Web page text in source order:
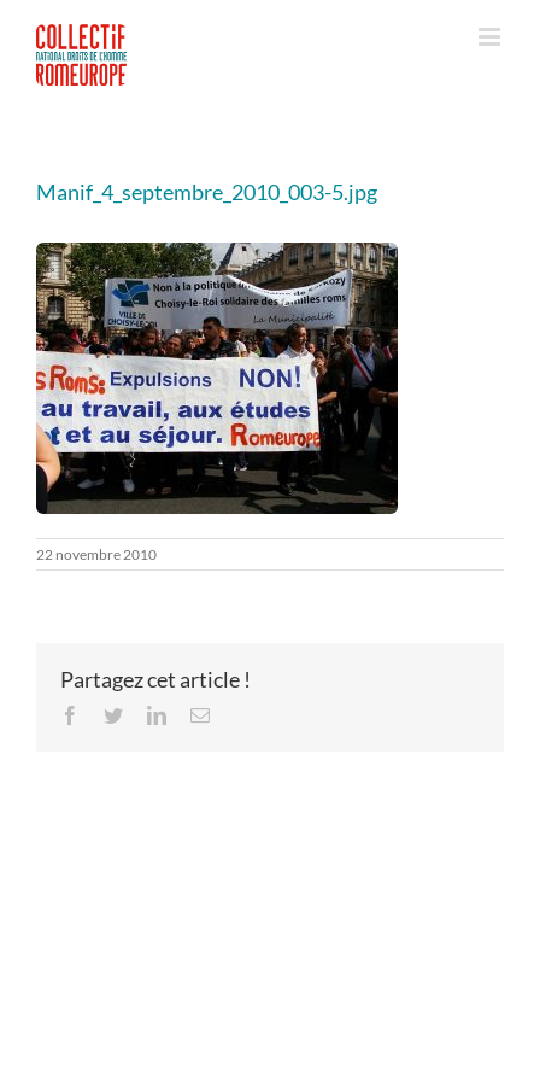
contenu
Manif_4_septembre_2010_003-5.jpg
22 novembre 2010
Partagez cet article !
Facebook
TwitterLinkedInEmail